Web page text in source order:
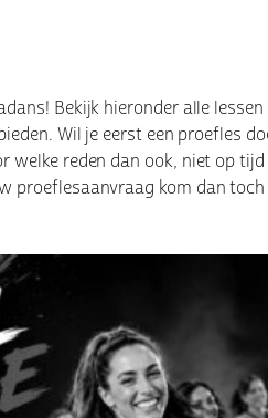
Bekijk hieronder alle lessen
Wil je eerst een proefles
welke reden dan ook, niet op tijd
proeflesaanvraag kom dan